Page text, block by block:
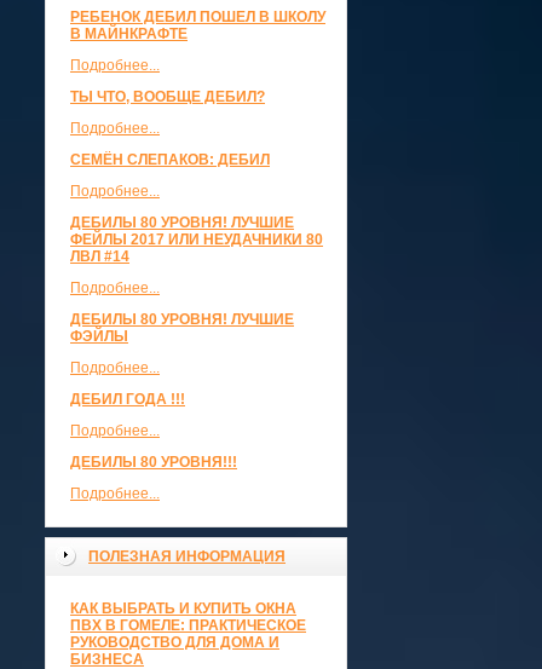
РЕБЕНОК ДЕБИЛ ПОШЕЛ В ШКОЛУ
В МАЙНКРАФТЕ
Подробнее...
ТЫ ЧТО, ВООБЩЕ ДЕБИЛ?
Подробнее...
СЕМЁН СЛЕПАКОВ: ДЕБИЛ
Подробнее...
ДЕБИЛЫ 80 УРОВНЯ! ЛУЧШИЕ
ФЕЙЛЫ 2017 ИЛИ НЕУДАЧНИКИ 80
ЛВЛ #14
Подробнее...
ДЕБИЛЫ 80 УРОВНЯ! ЛУЧШИЕ
ФЭЙЛЫ
Подробнее...
ДЕБИЛ ГОДА !!!
Подробнее...
ДЕБИЛЫ 80 УРОВНЯ!!!
Подробнее...
ПОЛЕЗНАЯ ИНФОРМАЦИЯ
КАК ВЫБРАТЬ И КУПИТЬ ОКНА
ПВХ В ГОМЕЛЕ: ПРАКТИЧЕСКОЕ
РУКОВОДСТВО ДЛЯ ДОМА И
БИЗНЕСА